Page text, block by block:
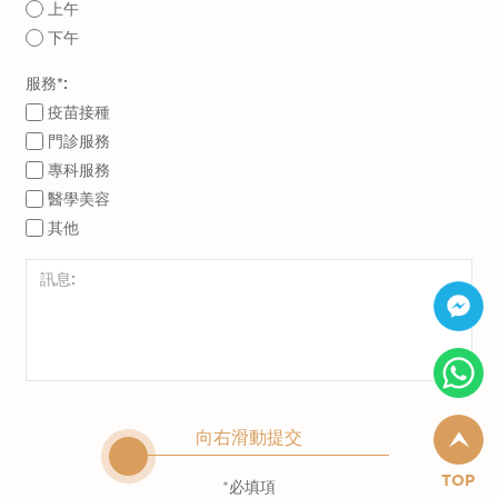
上午
下午
服務*:
疫苗接種
門診服務
專科服務
醫學美容
其他
向右滑動提交
*必填項 TOP